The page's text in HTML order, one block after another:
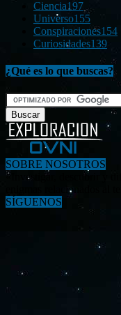
Ciencia197
Universo155
Conspiraciones154
Curiosidades139
¿Qué es lo que buscas?
SOBRE NOSOTROS
«Investigar, descubrir y
enigmas relacionados al
SÍGUENOS